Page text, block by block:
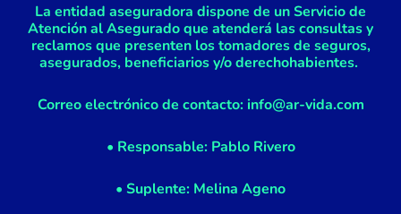
La entidad aseguradora dispone de un Servicio de
Atención al Asegurado que atenderá las consultas y
reclamos que presenten los tomadores de seguros,
asegurados, beneficiarios y/o derechohabientes.
Correo electrónico de contacto: info@ar-vida.com
• Responsable: Pablo Rivero
• Suplente: Melina Ageno